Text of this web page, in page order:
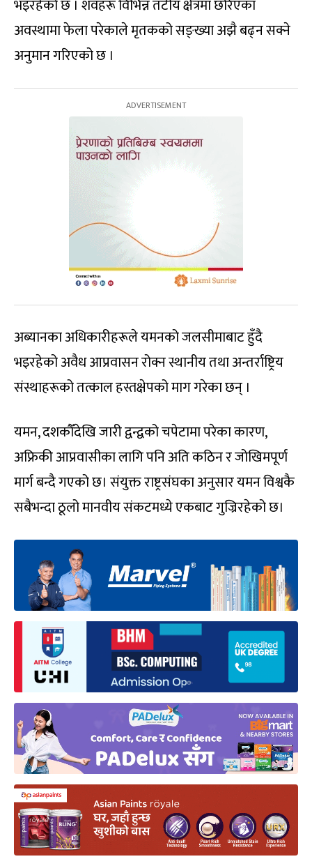
भइरहेको छ । शवहरू विभिन्न तटीय क्षेत्रमा छरिएका
अवस्थामा फेला परेकाले मृतकको सङ्ख्या अझै बढ्न सक्ने
अनुमान गरिएको छ ।
अब्यानका अधिकारीहरूले यमनको जलसीमाबाट हुँदै
भइरहेको अवैध आप्रवासन रोक्न स्थानीय तथा अन्तर्राष्ट्रिय
संस्थाहरूको तत्काल हस्तक्षेपको माग गरेका छन् ।
यमन, दशकौँदेखि जारी द्वन्द्वको चपेटामा परेका कारण,
अफ्रिकी आप्रवासीका लागि पनि अति कठिन र जोखिमपूर्ण
मार्ग बन्दै गएको छ। संयुक्त राष्ट्रसंघका अनुसार यमन विश्वकै
सबैभन्दा ठूलो मानवीय संकटमध्ये एकबाट गुज्रिरहेको छ।